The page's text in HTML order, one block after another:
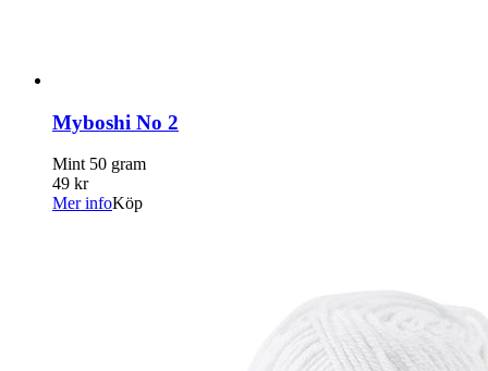
Myboshi No 2
Mint 50 gram
49 kr
Mer infoKöp